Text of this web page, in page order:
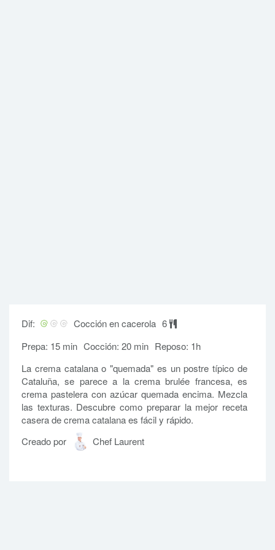
Dif: Cocción en cacerola 6
Prepa: 15 min Cocción: 20 min Reposo: 1h
La crema catalana o "quemada" es un postre típico de
Cataluña, se parece a la crema brulée francesa, es
crema pastelera con azúcar quemada encima. Mezcla
las texturas. Descubre como preparar la mejor receta
casera de crema catalana es fácil y rápido.
Creado por
Chef Laurent